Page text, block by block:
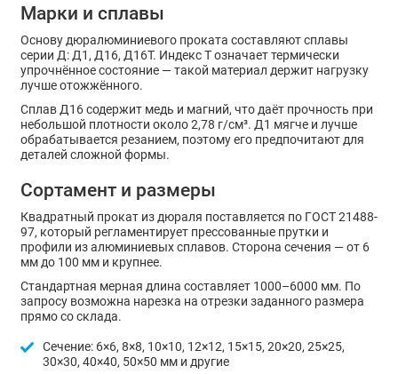
Марки и сплавы
Основу дюралюминиевого проката составляют сплавы
серии Д: Д1, Д16, Д16Т. Индекс Т означает термически
упрочнённое состояние — такой материал держит нагрузку
лучше отожжённого.
Сплав Д16 содержит медь и магний, что даёт прочность при
небольшой плотности около 2,78 г/см³. Д1 мягче и лучше
обрабатывается резанием, поэтому его предпочитают для
деталей сложной формы.
Сортамент и размеры
Квадратный прокат из дюраля поставляется по ГОСТ 21488-
97, который регламентирует прессованные прутки и
профили из алюминиевых сплавов. Сторона сечения — от 6
мм до 100 мм и крупнее.
Стандартная мерная длина составляет 1000–6000 мм. По
запросу возможна нарезка на отрезки заданного размера
прямо со склада.
Сечение: 6×6, 8×8, 10×10, 12×12, 15×15, 20×20, 25×25,
30×30, 40×40, 50×50 мм и другие